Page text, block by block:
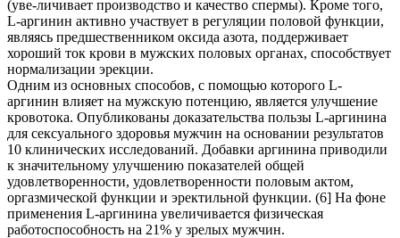
(уве-личивает производство и качество спермы). Кроме того,
L-аргинин активно участвует в регуляции половой функции,
являясь предшественником оксида азота, поддерживает
хороший ток крови в мужских половых органах, способствует
нормализации эрекции.
Одним из основных способов, с помощью которого L-
аргинин влияет на мужскую потенцию, является улучшение
кровотока. Опубликованы доказательства пользы L-аргинина
для сексуального здоровья мужчин на основании результатов
10 клинических исследований. Добавки аргинина приводили
к значительному улучшению показателей общей
удовлетворенности, удовлетворенности половым актом,
оргазмической функции и эректильной функции. (6] На фоне
применения L-аргинина увеличивается физическая
работоспособность на 21% у зрелых мужчин.